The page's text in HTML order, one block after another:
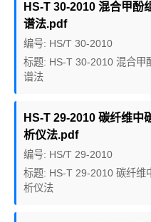
HS-T 30-2010 混合甲酚
谱法.pdf
编号: HS/T 30-2010
标题: HS-T 30-2010 混合甲
谱法
HS-T 29-2010 碳纤维中
析仪法.pdf
编号: HS/T 29-2010
标题: HS-T 29-2010 碳纤维
析仪法